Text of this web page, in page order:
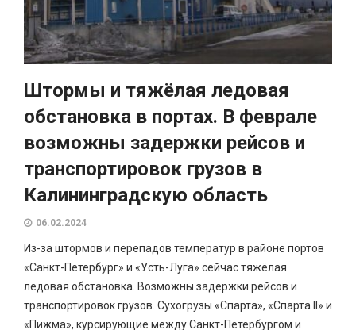
Штормы и тяжёлая ледовая
обстановка в портах. В феврале
возможны задержки рейсов и
транспортировок грузов в
Калининградскую область
06.02.2024
Из-за штормов и перепадов температур в районе портов
«Санкт-Петербург» и «Усть-Луга» сейчас тяжёлая
ледовая обстановка. Возможны задержки рейсов и
транспортировок грузов. Сухогрузы «Спарта», «Спарта II» и
«Пижма», курсирующие между Санкт-Петербургом и